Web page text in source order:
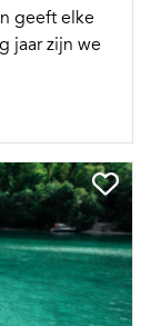
geeft elke
jaar zijn we